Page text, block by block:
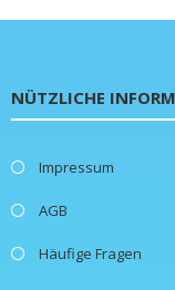
NÜTZLICHE
Impressum
AGB
Häufige Fragen